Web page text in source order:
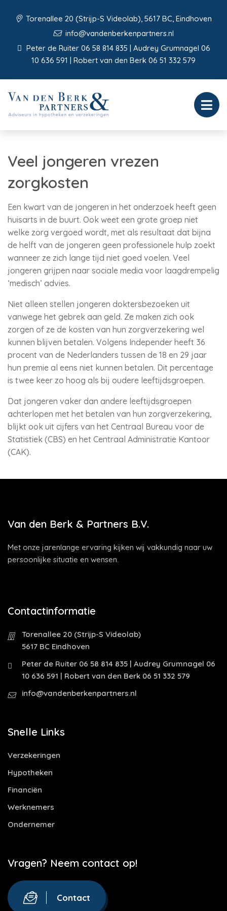
Torenallee 20 (Strijp-S Videolab), 5617 BC, Eindhoven
info@vandenberkenpartners.nl
Peter de Ruiter 06 58 814 835 | Audrey Grumnagel 06
10 636 591 | Robert van den Berk 06 51 332 579
Veel jongeren vrezen
zorgkosten
Een kwart van de jongeren in het onderzoek heeft geen
huisarts in de buurt. Ook weet een grote groep niet
welke zorg vergoed wordt, met als resultaat dat bijna
de helft van de jongeren geen professionele hulp zoekt
wanneer ze zich lange tijd niet goed voelen. Veel
jongeren grijpen naar sociale media voor laagdrempelig
‘medisch’ advies.
Niet alleen stellen jongeren doktersbezoeken uit
vanwege het gebrek aan geld. Ze maken zich ook
zorgen of ze de kosten van hun zorgverzekering wel
kunnen blijven betalen. Volgens Independer heeft 36
procent van de Nederlanders tussen de 18 en 29 jaar
hun premie al eens niet kunnen betalen. Dit percentage
is twee keer zo hoog als bij oudere leeftijdsgroepen.
Dat jongeren vaker dan andere leeftijdsgroepen
achterlopen met het betalen van hun zorgverzekering,
blijkt ook uit cijfers van het Centraal Bureau voor de
Statistiek (CBS) en het Centraal Administratie Kantoor
(CAK).
Van den Berk & Partners B.V.
Met onze jarenlange ervaring kijken wij vakkundig naar uw
persoonlijke situatie en wensen.
Contactinformatie
Torenallee 20 (Strijp-S Videolab)
5617 BC Eindhoven
Peter de Ruiter 06 58 814 835 | Audrey Grumnagel 06
10 636 591 | Robert van den Berk 06 51 332 579
info@vandenberkenpartners.nl
Snelle Links
Verzekeringen
Hypotheken
Financiën
Werknemers
Ondernemer
Vragen? Neem contact op!
Contact